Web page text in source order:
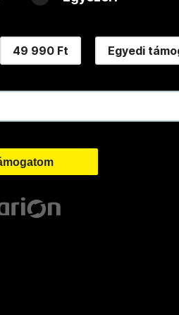
49 990 Ft Egyedi